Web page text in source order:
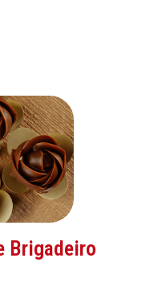
Brigadeiro